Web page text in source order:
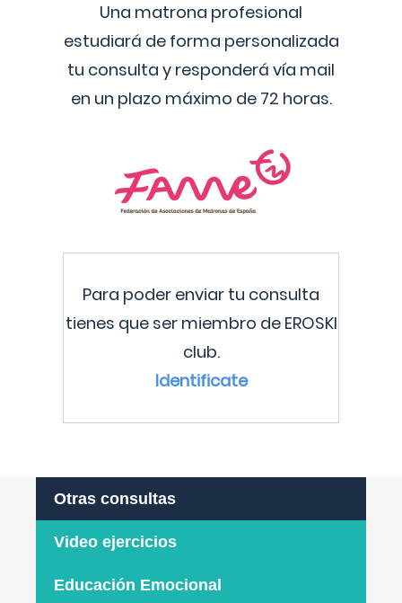
Una matrona profesional
estudiará de forma personalizada
tu consulta y responderá vía mail
en un plazo máximo de 72 horas.
Para poder enviar tu consulta
tienes que ser miembro de EROSKI
club.
Identificate
Otras consultas
Video ejercicios
Educación Emocional